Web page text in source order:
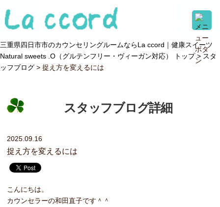
三重県四日市市のカウンセリングルームならLa ccord｜健康スイーツ
Natural sweets .O（グルテンフリー・ヴィーガン対応） トップ > スタ
ッフブログ > 捉え方を変えるには
スタッフブログ詳細
2025.09.16
捉え方を変えるには
こんにちは。
カウンセラーの和田直子です＾＾